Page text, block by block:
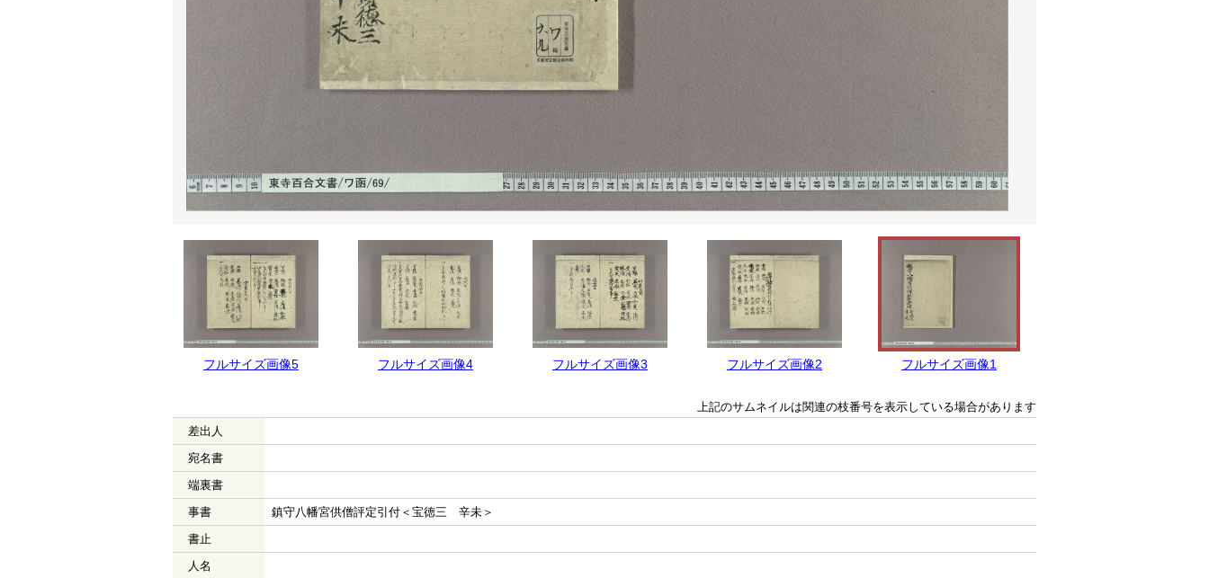
フルサイズ画像5 フルサイズ画像4 フルサイズ画像3 フルサイズ画像2 フルサイズ画像1
上記のサムネイルは関連の枝番号を表示している場合があります
差出人
宛名書
端裏書
事書
鎮守八幡宮供僧評定引付＜宝徳三 辛未＞
書止
人名